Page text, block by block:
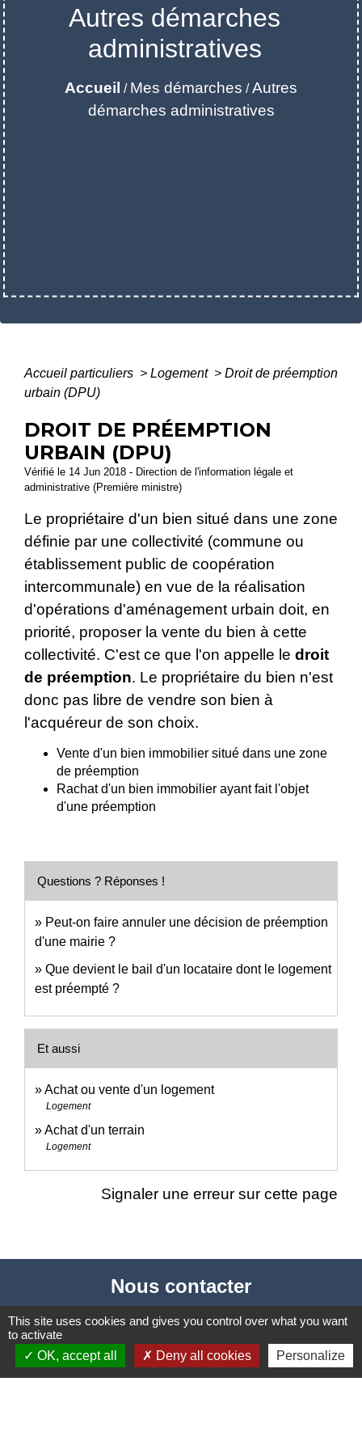
Autres démarches
administratives
Accueil / Mes démarches /Autres
démarches administratives
Accueil particuliers > Logement > Droit de préemption
urbain (DPU)
DROIT DE PRÉEMPTION
URBAIN (DPU)
Vérifié le 14 Jun 2018 - Direction de l'information légale et
administrative (Première ministre)
Le propriétaire d'un bien situé dans une zone
définie par une collectivité (commune ou
établissement public de coopération
intercommunale) en vue de la réalisation
d'opérations d'aménagement urbain doit, en
priorité, proposer la vente du bien à cette
collectivité. C'est ce que l'on appelle le droit
de préemption. Le propriétaire du bien n'est
donc pas libre de vendre son bien à
l'acquéreur de son choix.
Vente d'un bien immobilier situé dans une zone
de préemption
Rachat d'un bien immobilier ayant fait l'objet
d'une préemption
Questions ? Réponses !
Peut-on faire annuler une décision de préemption
d'une mairie ?
Que devient le bail d'un locataire dont le logement
est préempté ?
Et aussi
Achat ou vente d'un logement
Logement
Achat d'un terrain
Logement
Signaler une erreur sur cette page
Nous contacter
Commune de Puylaurens
81700 Puylaurens - FRANCE
This site uses cookies and gives you control over what you want
to activate
OK, accept all
Deny all cookies Personalize